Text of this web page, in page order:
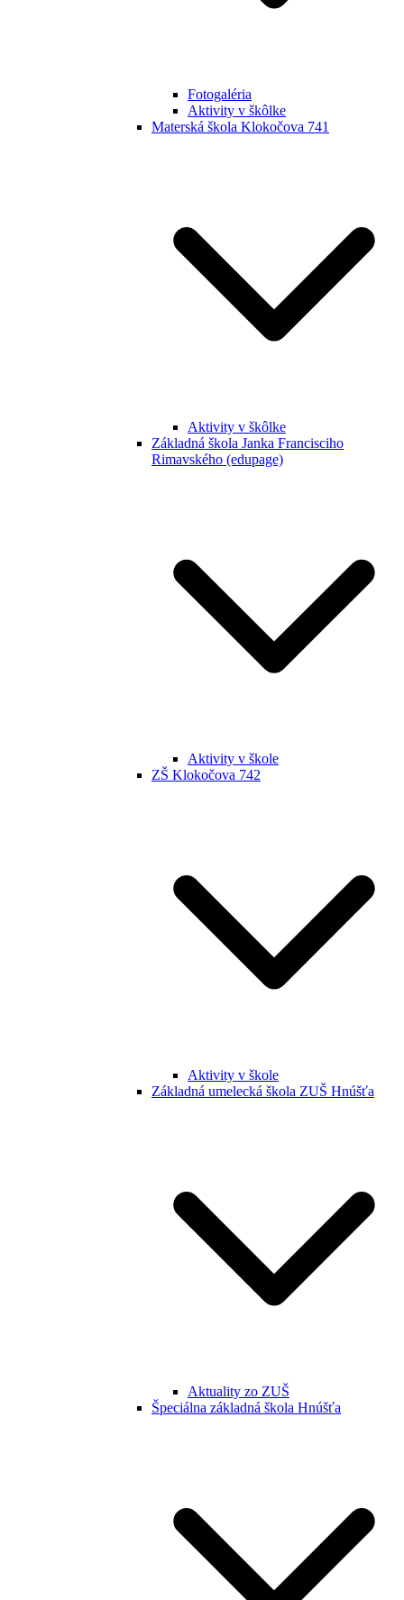
Fotogaléria
Aktivity v škôlke
Materská škola Klokočova 741
Aktivity v škôlke
Základná škola Janka Francisciho
Rimavského (edupage)
Aktivity v škole
ZŠ Klokočova 742
Aktivity v škole
Základná umelecká škola ZUŠ Hnúšťa
Aktuality zo ZUŠ
Špeciálna základná škola Hnúšťa